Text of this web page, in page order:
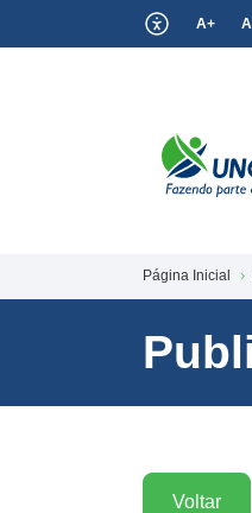
A+
Página Inicial
Voltar